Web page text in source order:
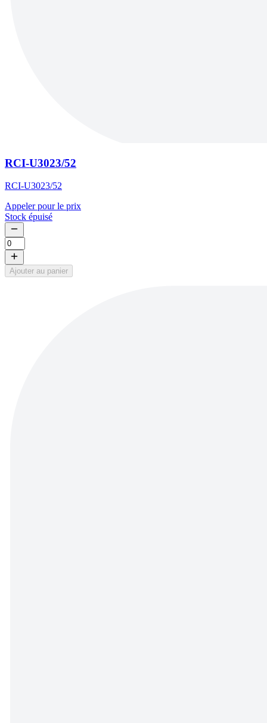
RCI-U3023/52
RCI-U3023/52
Appeler pour le prix
Stock épuisé
Ajouter au panier